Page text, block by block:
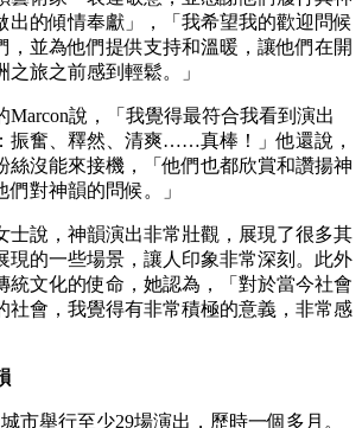
出的傾情奉獻」，「我希望我的歡迎問候
，並為他們提供支持和溫暖，讓他們在開
之旅之前感到輕鬆。」
Marcon說，「我覺得最符合我看到演出
振奮、釋然、清爽……真棒！」他還說，
絲沒能來接機，「他們也都欣賞和讚揚神
對神韻的問候。」
士說，神韻演出非常壯觀，展現了很多其
現的一些場景，讓人印象非常深刻。此外
統文化的使命，她認為，「對於當今社會
會，我覺得有非常積極的意義，非常感
市舉行至少29場演出，歷時一個多月。